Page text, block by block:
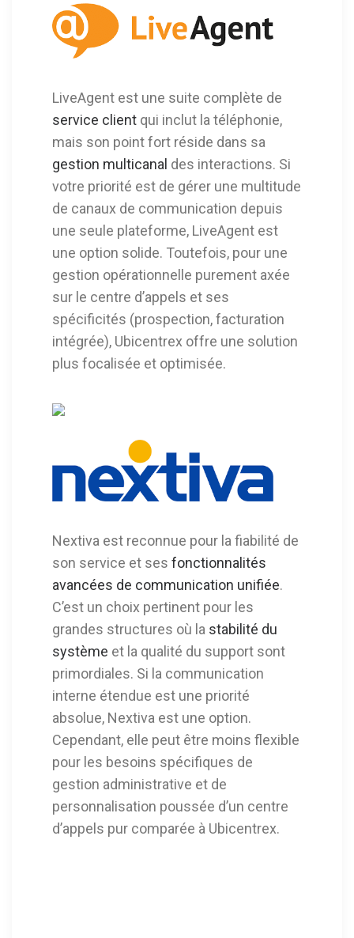
LiveAgent est une suite complète de
service client qui inclut la téléphonie,
mais son point fort réside dans sa
gestion multicanal des interactions. Si
votre priorité est de gérer une multitude
de canaux de communication depuis
une seule plateforme, LiveAgent est
une option solide. Toutefois, pour une
gestion opérationnelle purement axée
sur le centre d’appels et ses
spécificités (prospection, facturation
intégrée), Ubicentrex offre une solution
plus focalisée et optimisée.
Nextiva est reconnue pour la fiabilité de
son service et ses fonctionnalités
avancées de communication unifiée.
C’est un choix pertinent pour les
grandes structures où la stabilité du
système et la qualité du support sont
primordiales. Si la communication
interne étendue est une priorité
absolue, Nextiva est une option.
Cependant, elle peut être moins flexible
pour les besoins spécifiques de
gestion administrative et de
personnalisation poussée d’un centre
d’appels pur comparée à Ubicentrex.